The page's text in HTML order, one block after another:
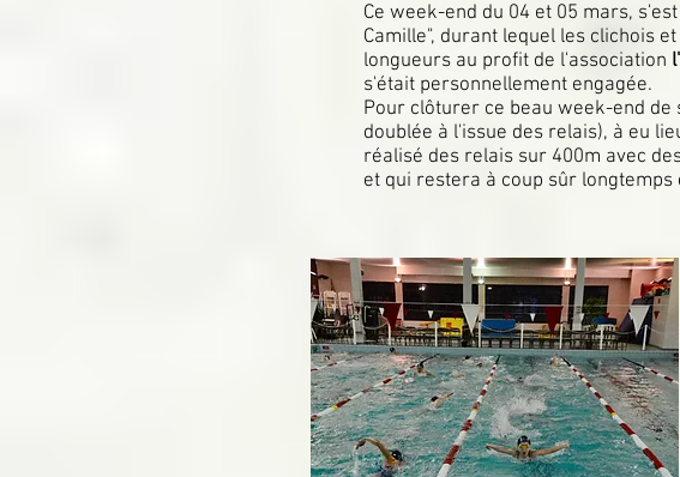
Ce week-end du 04 et 05 mars,
Camille", durant lequel les clichois
longueurs au profit de l'association
s'était personnellement engagée.
Pour clôturer ce beau week-end
doublée à l'issue des relais), à eu
réalisé des relais sur 400m avec
et qui restera à coup sûr